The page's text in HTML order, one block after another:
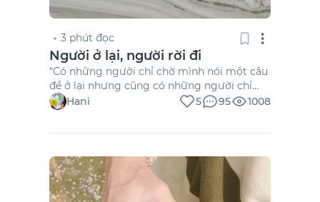
3 phút đọc
Người ở lại, người rời đi
“Có những người chỉ chờ mình nói một câu
để ở lại nhưng cũng có những người chỉ
chờ mình dại một lần mà bỏ đi. Có những
chuyện căn bản có cố gắng, kiên trì cũng
Hani 5 95 1008